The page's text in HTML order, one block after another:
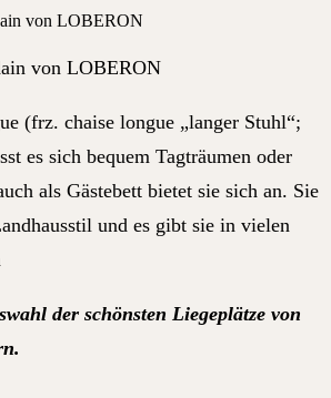
von LOBERON
(frz. chaise longue „langer Stuhl“;
es sich bequem Tagträumen oder
als Gästebett bietet sie sich an. Sie
und es gibt sie in vielen
der schönsten Liegeplätze von